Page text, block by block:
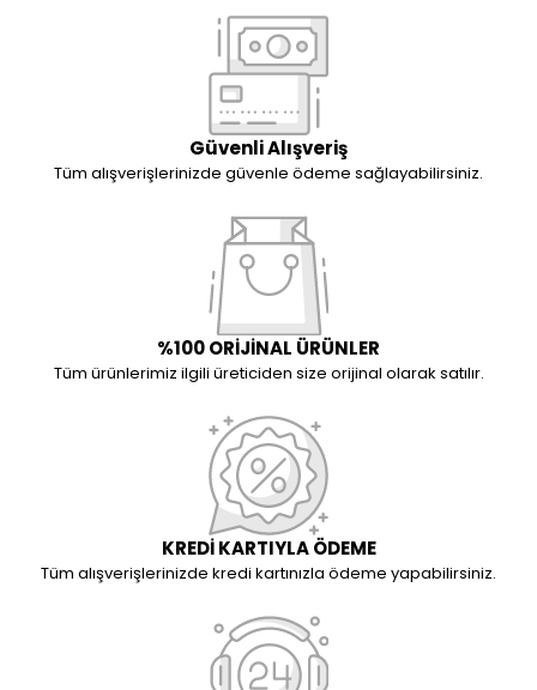
Güvenli Alışveriş
Tüm alışverişlerinizde güvenle ödeme sağlayabilirsiniz.
%100 ORİJİNAL ÜRÜNLER
Tüm ürünlerimiz ilgili üreticiden size orijinal olarak satılır.
KREDİ KARTIYLA ÖDEME
Tüm alışverişlerinizde kredi kartınızla ödeme yapabilirsiniz.